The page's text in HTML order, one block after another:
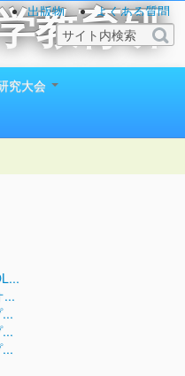
教育研
出版物
よくある質問
究大会
...